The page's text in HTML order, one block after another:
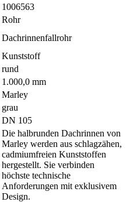
1006563
Rohr
Dachrinnenfallrohr
Kunststoff
rund
1.000,0 mm
Marley
grau
DN 105
Die halbrunden Dachrinnen von
Marley werden aus schlagzähen,
cadmiumfreien Kunststoffen
hergestellt. Sie verbinden
höchste technische
Anforderungen mit exklusivem
Design.